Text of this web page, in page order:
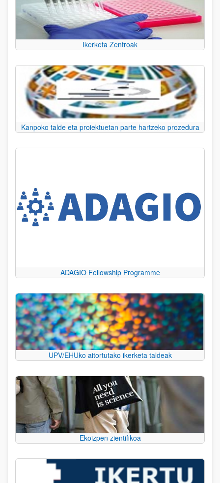
Ikerketa Zentroak
Kanpoko talde eta proiektuetan parte hartzeko prozedura
ADAGIO Fellowship Programme
UPV/EHUko aitortutako ikerketa taldeak
Ekoizpen zientifikoa